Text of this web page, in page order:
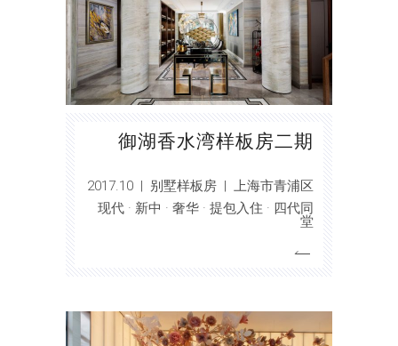
御湖香水湾样板房二期
2017.10 | 别墅样板房 | 上海市青浦区
现代 · 新中 · 奢华 · 提包入住 · 四代同
堂